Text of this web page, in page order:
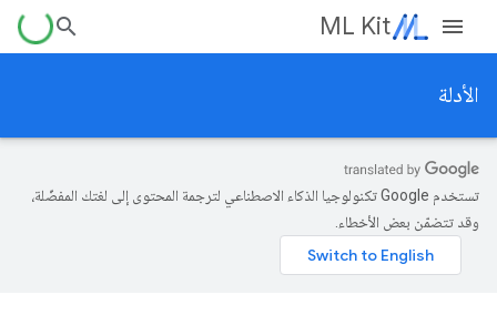
ML Kit
الأدلة
تستخدم Google تكنولوجيا الذكاء الاصطناعي لترجمة المحتوى إلى لغتك المفضّلة،
وقد تتضمّن بعض الأخطاء.